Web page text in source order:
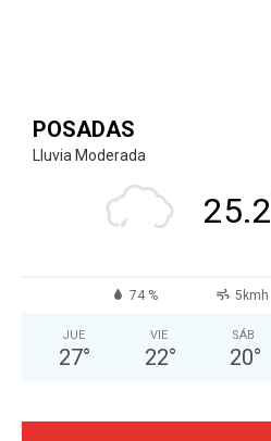
POSADAS
Lluvia Moderada
25.2
74 % 5kmh
JUE
27°
VIE
22°
SÁB
20°